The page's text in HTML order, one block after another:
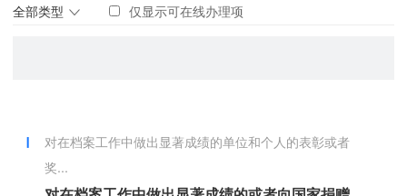
全部类型
仅显示可在线办理项
对在档案工作中做出显著成绩的单位和个人的表彰或者
奖...